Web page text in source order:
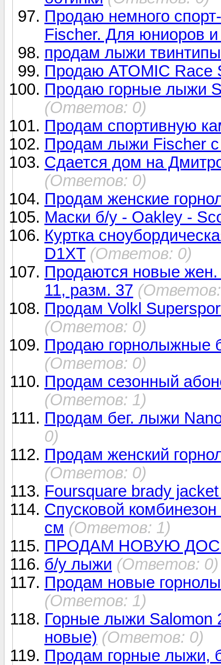
Продаю немного
Fischer. Для юниоров
продам лыжи
Продаю ATOMIC Race
Продаю горные лыжи
(Ответов: 0)
Продам спортивную
Продам лыжи Fischer
Сдается дом на
(Ответов: 0)
Продам женские
Маски б/у - Oakley -
Куртка
D1XT (Ответов: 0)
Продаются новые жен.
11, разм. 37
Продам Volkl
(Ответов: 0)
Продаю горнолыжные
(Ответов: 0)
Продам сезонный
(Ответов: 1)
Продам бег. лыжи
0)
Продам женский
(Ответов: 0)
Foursquare brady
Спусковой
см (Ответов: 1)
ПРОДАМ НОВУЮ
б/у лыжи (Ответов: 0)
Продам новые
(Ответов: 1)
Горные лыжи Salomon
новые) (Ответов: 0)
Продам горные лыжи,